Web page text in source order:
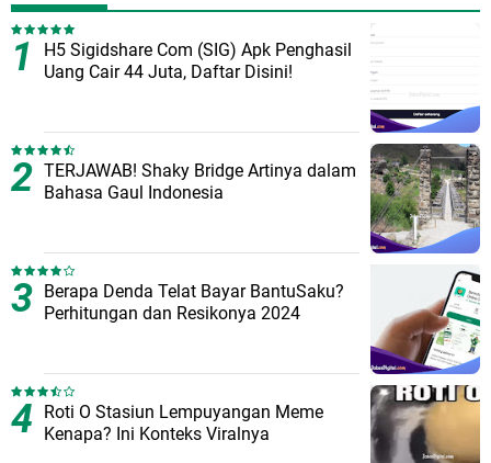
H5 Sigidshare Com (SIG) Apk Penghasil
Uang Cair 44 Juta, Daftar Disini!
TERJAWAB! Shaky Bridge Artinya dalam
Bahasa Gaul Indonesia
Berapa Denda Telat Bayar BantuSaku?
Perhitungan dan Resikonya 2024
Roti O Stasiun Lempuyangan Meme
Kenapa? Ini Konteks Viralnya